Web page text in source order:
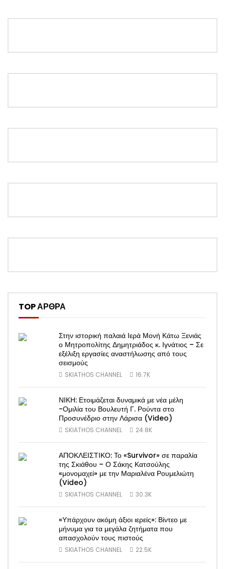
TOP ΑΡΘΡΑ
Στην ιστορική παλαιά Ιερά Μονή Κάτω Ξενιάς
ο Μητροπολίτης Δημητριάδος κ. Ιγνάτιος – Σε
εξέλιξη εργασίες αναστήλωσης από τους
σεισμούς
SKIATHOS CHANNEL 16.7K
ΝΙΚΗ: Ετοιμάζεται δυναμικά με νέα μέλη
-Ομιλία του Βουλευτή Γ. Ρούντα στο
Προσυνέδριο στην Λάρισα (Video)
SKIATHOS CHANNEL 24.8K
ΑΠΟΚΛΕΙΣΤΙΚΟ: Το «Survivor» σε παραλία
της Σκιάθου – Ο Σάκης Κατσούλης
«μονομαχεί» με την Μαριαλένα Ρουμελιώτη
(Video)
SKIATHOS CHANNEL 30.3K
«Υπάρχουν ακόμη άξιοι ιερείς»: Βίντεο με
μήνυμα για τα μεγάλα ζητήματα που
απασχολούν τους πιστούς
SKIATHOS CHANNEL 22.5K